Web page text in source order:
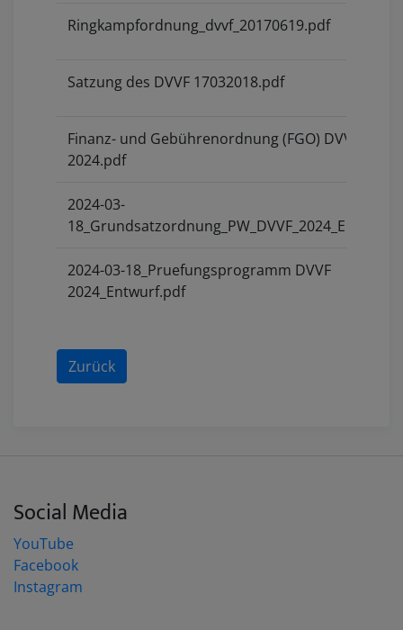
Ringkampfordnung_dvvf_20170619.pdf
Satzung des DVVF 17032018.pdf
Finanz- und Gebührenordnung (FGO) DVVF _
2024.pdf
2024-03-
2024-03-18_Pruefungsprogramm DVVF
2024_Entwurf.pdf
Zurück
Social Media
YouTube
Facebook
Instagram